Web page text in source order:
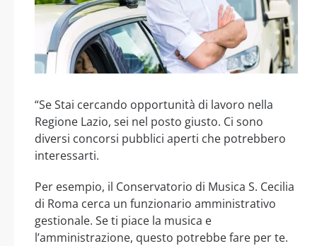
“Se Stai cercando opportunità di lavoro nella
Regione Lazio, sei nel posto giusto. Ci sono
diversi concorsi pubblici aperti che potrebbero
interessarti.
Per esempio, il Conservatorio di Musica S. Cecilia
di Roma cerca un funzionario amministrativo
gestionale. Se ti piace la musica e
l’amministrazione, questo potrebbe fare per te.